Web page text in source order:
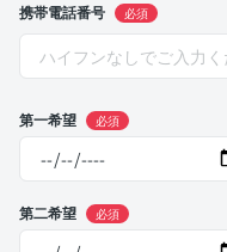
携帯電話番号 必須
第一希望 必須
第二希望 必須